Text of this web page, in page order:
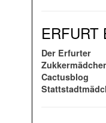
ERFURT
Der Erfurter
Cactusblog